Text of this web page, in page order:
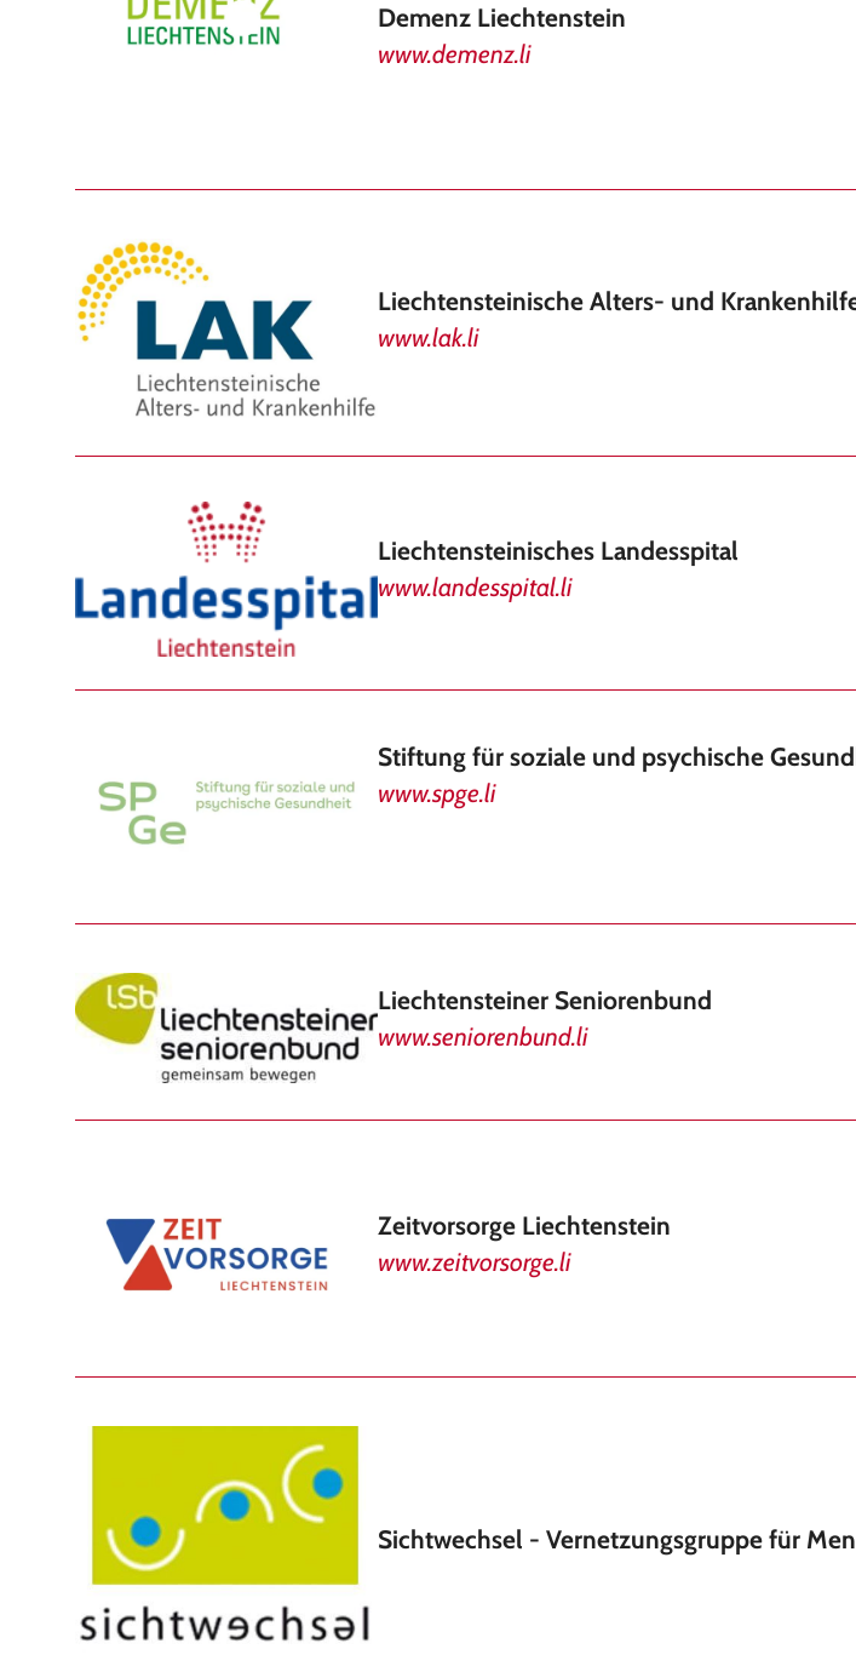
Demenz Liechtenstein
www.demenz.li
Liechtensteinische Alters- und
www.lak.li
Liechtensteinisches Landesspital
www.landesspital.li
Stiftung für soziale und psychische
www.spge.li
Liechtensteiner Seniorenbund
www.seniorenbund.li
Zeitvorsorge Liechtenstein
www.zeitvorsorge.li
Sichtwechsel - Vernetzungsgruppe für